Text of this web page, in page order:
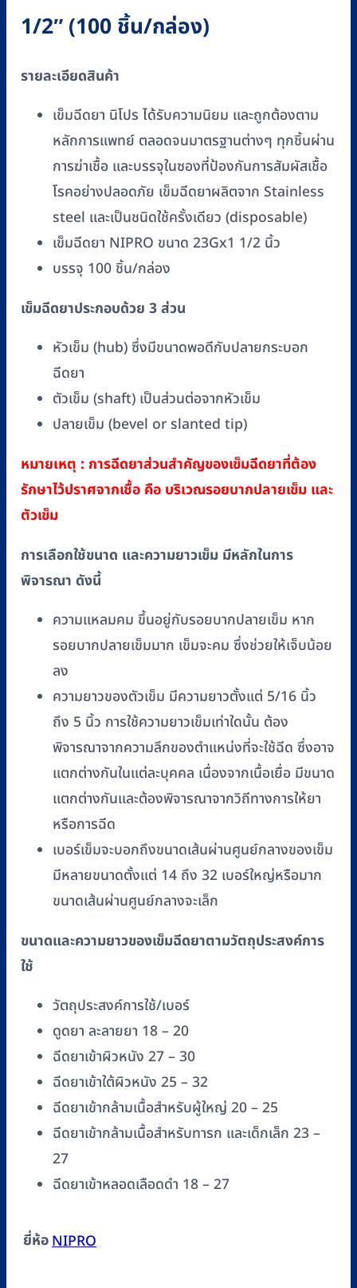
1/2″ (100 ชิ้น/กล่อง)
รายละเอียดสินค้า
เข็มฉีดยา นิโปร ได้รับความนิยม และถูกต้องตาม
หลักการแพทย์ ตลอดจนมาตรฐานต่างๆ ทุกชิ้นผ่าน
การฆ่าเชื้อ และบรรจุในซองที่ป้องกันการสัมผัสเชื้อ
โรคอย่างปลอดภัย เข็มฉีดยาผลิตจาก Stainless
steel และเป็นชนิดใช้ครั้งเดียว (disposable)
เข็มฉีดยา NIPRO ขนาด 23Gx1 1/2 นิ้ว
บรรจุ 100 ชิ้น/กล่อง
เข็มฉีดยาประกอบด้วย 3 ส่วน
หัวเข็ม (hub) ซึ่งมีขนาดพอดีกับปลายกระบอก
ฉีดยา
ตัวเข็ม (shaft) เป็นส่วนต่อจากหัวเข็ม
ปลายเข็ม (bevel or slanted tip)
หมายเหตุ : การฉีดยาส่วนสำคัญของเข็มฉีดยาที่ต้อง
รักษาไว้ปราศจากเชื้อ คือ บริเวณรอยบากปลายเข็ม และ
ตัวเข็ม
การเลือกใช้ขนาด และความยาวเข็ม มีหลักในการ
พิจารณา ดังนี้
ความแหลมคม ขึ้นอยู่กับรอยบากปลายเข็ม หาก
รอยบากปลายเข็มมาก เข็มจะคม ซึ่งช่วยให้เจ็บน้อย
ลง
ความยาวของตัวเข็ม มีความยาวตั้งแต่ 5/16 นิ้ว
ถึง 5 นิ้ว การใช้ความยาวเข็มเท่าใดนั้น ต้อง
พิจารณาจากความลึกของตำแหน่งที่จะใช้ฉีด ซึ่งอาจ
แตกต่างกันในแต่ละบุคคล เนื่องจากเนื้อเยื่อ มีขนาด
แตกต่างกันและต้องพิจารณาจากวิถีทางการให้ยา
หรือการฉีด
เบอร์เข็มจะบอกถึงขนาดเส้นผ่านศูนย์กลางของเข็ม
มีหลายขนาดตั้งแต่ 14 ถึง 32 เบอร์ใหญ่หรือมาก
ขนาดเส้นผ่านศูนย์กลางจะเล็ก
ขนาดและความยาวของเข็มฉีดยาตามวัตถุประสงค์การ
ใช้
วัตถุประสงค์การใช้/เบอร์
ดูดยา ละลายยา 18 – 20
ฉีดยาเข้าผิวหนัง 27 – 30
ฉีดยาเข้าใต้ผิวหนัง 25 – 32
ฉีดยาเข้ากล้ามเนื้อสำหรับผู้ใหญ่ 20 – 25
ฉีดยาเข้ากล้ามเนื้อสำหรับทารก และเด็กเล็ก 23 –
27
ฉีดยาเข้าหลอดเลือดดำ 18 – 27
ยี่ห้อNIPRO